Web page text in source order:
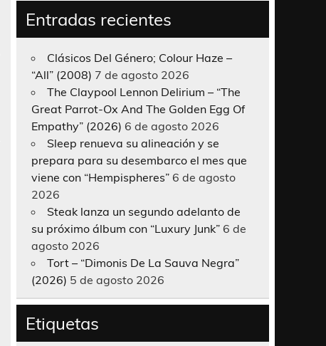
Entradas recientes
Clásicos Del Género; Colour Haze –
“All” (2008) 7 de agosto 2026
The Claypool Lennon Delirium – “The
Great Parrot-Ox And The Golden Egg Of
Empathy” (2026) 6 de agosto 2026
Sleep renueva su alineación y se
prepara para su desembarco el mes que
viene con “Hempispheres” 6 de agosto
2026
Steak lanza un segundo adelanto de
su próximo álbum con “Luxury Junk” 6 de
agosto 2026
Tort – “Dimonis De La Sauva Negra”
(2026) 5 de agosto 2026
Etiquetas